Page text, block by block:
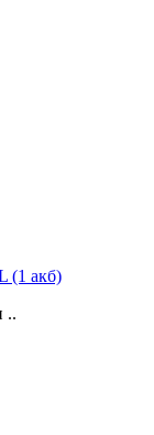
(1 акб)
..